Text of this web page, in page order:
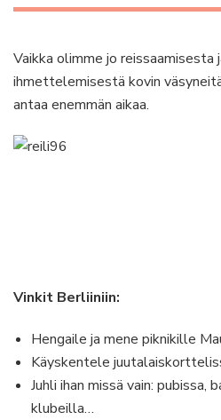
Vaikka olimme jo reissaamisesta
ihmettelemisestä kovin
antaa enemmän aikaa.
Vinkit Berliiniin:
Hengaile ja mene piknikille
Käyskentele
Juhli ihan missä vain: pubissa,
klubeilla…